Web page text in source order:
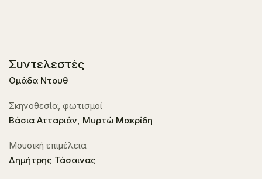
Συντελεστές
Ομάδα Ντουθ
Σκηνοθεσία, φωτισμοί
Βάσια Ατταριάν, Μυρτώ Μακρίδη
Μουσική επιμέλεια
Δημήτρης Τάσαινας